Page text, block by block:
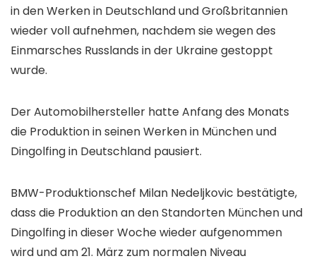
in den Werken in Deutschland und Großbritannien
wieder voll aufnehmen, nachdem sie wegen des
Einmarsches Russlands in der Ukraine gestoppt
wurde.
Der Automobilhersteller hatte Anfang des Monats
die Produktion in seinen Werken in München und
Dingolfing in Deutschland pausiert.
BMW-Produktionschef Milan Nedeljkovic bestätigte,
dass die Produktion an den Standorten München und
Dingolfing in dieser Woche wieder aufgenommen
wird und am 21. März zum normalen Niveau